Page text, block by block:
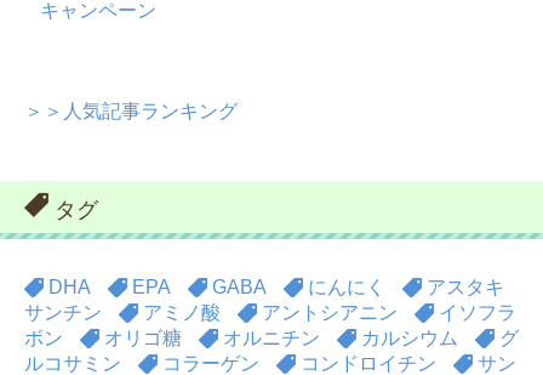
キャンペーン
＞＞人気記事ランキング
タグ
DHA EPA GABA にんにく
アスタキ
サンチン
アミノ酸 アントシアニン
イソフラ
ボン
オリゴ糖 オルニチン カルシウム
グ
ルコサミン
コラーゲン コンドロイチン
サン